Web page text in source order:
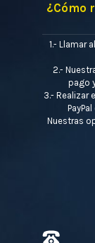
¿Cómo
1.- Llamar
2.-
pago
3.- Realizar
Nuestras